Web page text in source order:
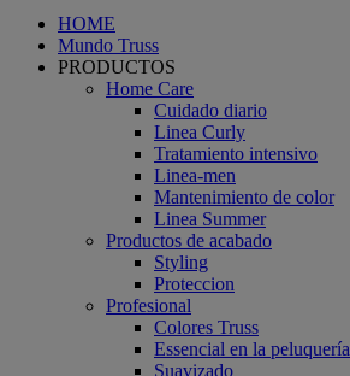
HOME
Mundo Truss
PRODUCTOS
Home Care
Cuidado diario
Linea Curly
Tratamiento intensivo
Linea-men
Mantenimiento de color
Linea Summer
Productos de acabado
Styling
Proteccion
Profesional
Colores Truss
Essencial en la peluquería
Suavizado